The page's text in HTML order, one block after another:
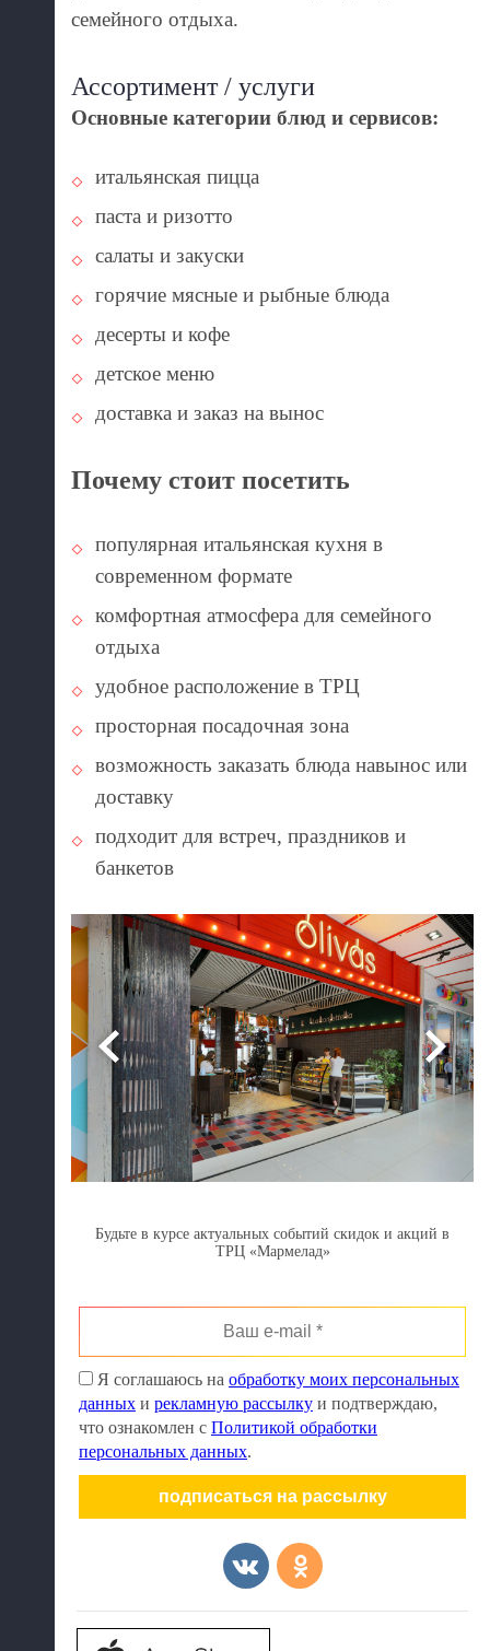
семейного отдыха.
Ассортимент / услуги
Основные категории блюд и сервисов:
итальянская пицца
паста и ризотто
салаты и закуски
горячие мясные и рыбные блюда
десерты и кофе
детское меню
доставка и заказ на вынос
Почему стоит посетить
популярная итальянская кухня в
современном формате
комфортная атмосфера для семейного
отдыха
удобное расположение в ТРЦ
просторная посадочная зона
возможность заказать блюда навынос или
доставку
подходит для встреч, праздников и
банкетов
Будьте в курсе актуальных событий скидок и акций в
ТРЦ «Мармелад»
*
Я соглашаюсь на обработку моих персональных
данных и рекламную рассылку
что ознакомлен с Политикой обработки
персональных данных.